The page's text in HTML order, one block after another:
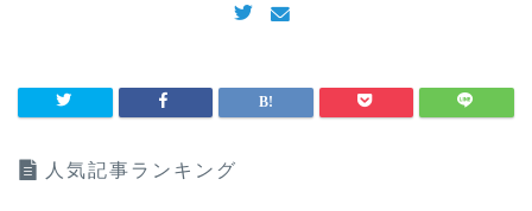
人気記事ランキング